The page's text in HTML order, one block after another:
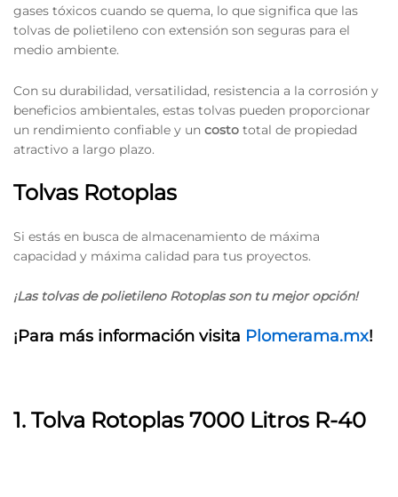
gases tóxicos cuando se quema, lo que significa que las
tolvas de polietileno con extensión son seguras para el
medio ambiente.
Con su durabilidad, versatilidad, resistencia a la corrosión y
beneficios ambientales, estas tolvas pueden proporcionar
un rendimiento confiable y un costo total de propiedad
atractivo a largo plazo.
Tolvas Rotoplas
Si estás en busca de almacenamiento de máxima
capacidad y máxima calidad para tus proyectos.
¡Las tolvas de polietileno Rotoplas son tu mejor opción!
¡Para más información visita Plomerama.mx!
1. Tolva Rotoplas 7000 Litros R-40